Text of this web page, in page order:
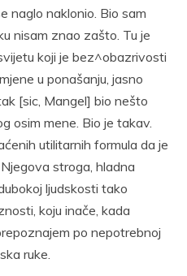
naglo naklonio. Bio sam
nisam znao zašto. Tu je
koji je bez^obazrivosti
u ponašanju, jasno
[sic, Mangel] bio nešto
osim mene. Bio je takav.
utilitarnih formula da je
stroga, hladna
ljudskosti tako
koju inače, kada
po nepotrebnoj
ruke.